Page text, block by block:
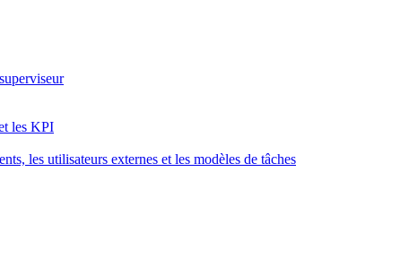
les KPI
les utilisateurs externes et les modèles de tâches